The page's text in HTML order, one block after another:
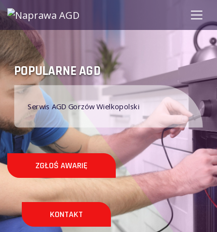
AGD
Serwis AGD Gorzów Wielkopolski
ZGŁOŚ AWARIĘ
KONTAKT